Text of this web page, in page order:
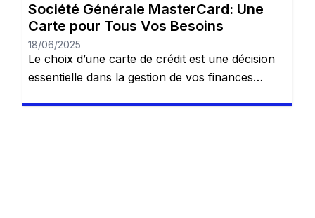
Société Générale MasterCard: Une
Carte pour Tous Vos Besoins
18/06/2025
Le choix d’une carte de crédit est une décision
essentielle dans la gestion de vos finances